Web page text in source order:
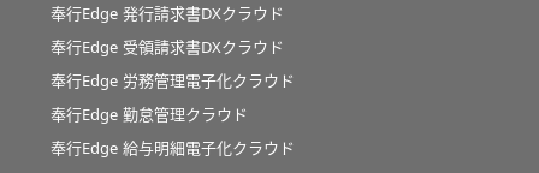
奉行Edge 発行請求書DXクラウド
奉行Edge 受領請求書DXクラウド
奉行Edge 労務管理電子化クラウド
奉行Edge 勤怠管理クラウド
奉行Edge 給与明細電子化クラウド